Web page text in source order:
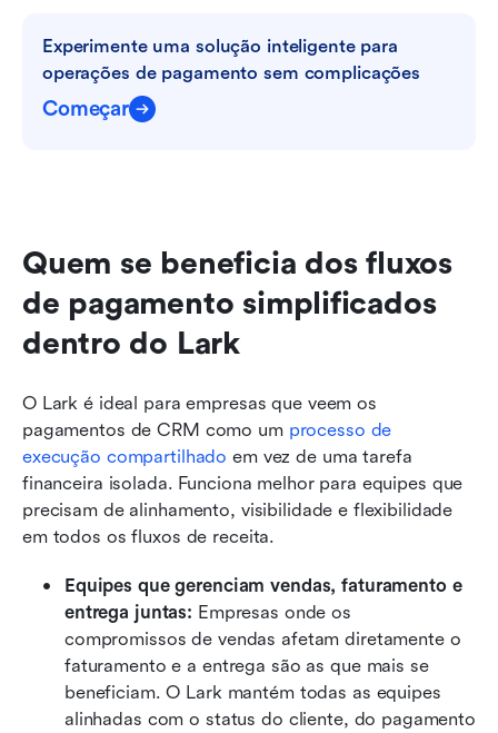
Experimente uma solução inteligente para
operações de pagamento sem complicações
Começar
Quem se beneficia dos fluxos
de pagamento simplificados
dentro do Lark
O Lark é ideal para empresas que veem os
pagamentos de CRM como um processo de
execução compartilhado em vez de uma tarefa
financeira isolada. Funciona melhor para equipes que
precisam de alinhamento, visibilidade e flexibilidade
em todos os fluxos de receita.
Equipes que gerenciam vendas, faturamento e
entrega juntas: Empresas onde os
compromissos de vendas afetam diretamente o
faturamento e a entrega são as que mais se
beneficiam. O Lark mantém todas as equipes
alinhadas com o status do cliente, do pagamento